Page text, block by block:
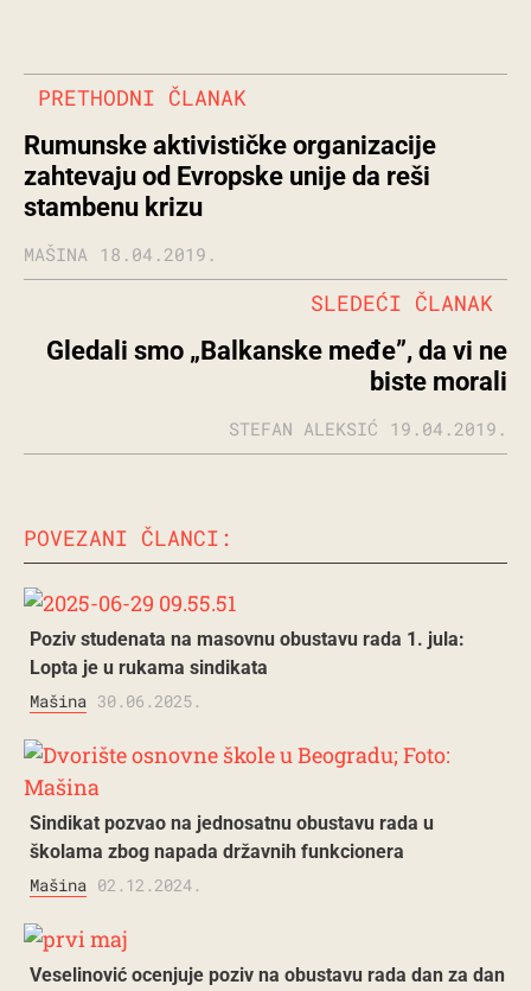
PRETHODNI ČLANAK
Rumunske aktivističke organizacije
zahtevaju od Evropske unije da reši
stambenu krizu
MAŠINA 18.04.2019.
Gledali smo „Balkanske međe”, da vi ne
biste morali
SLEDEĆI ČLANAK
STEFAN ALEKSIĆ 19.04.2019.
POVEZANI ČLANCI:
Poziv studenata na masovnu obustavu rada 1. jula:
Lopta je u rukama sindikata
Mašina 30.06.2025.
Sindikat pozvao na jednosatnu obustavu rada u
školama zbog napada državnih funkcionera
Mašina 02.12.2024.
Veselinović ocenjuje poziv na obustavu rada dan za dan